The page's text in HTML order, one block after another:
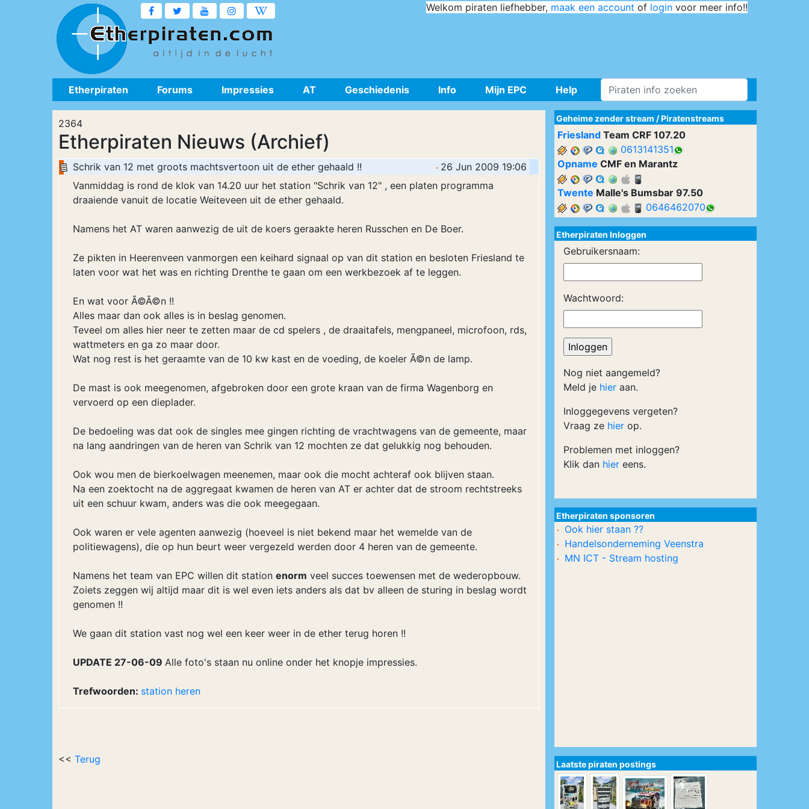
Welkom piraten liefhebber, maak een account of login voor meer info!!
Etherpiraten Forums Impressies AT Geschiedenis Info Mijn EPC Help
2364
Etherpiraten Nieuws (Archief)
Schrik van 12 met groots machtsvertoon uit de ether gehaald !!
26 Jun 2009 19:06
Vanmiddag is rond de klok van 14.20 uur het station "Schrik van 12" , een platen programma
draaiende vanuit de locatie Weiteveen uit de ether gehaald.
Namens het AT waren aanwezig de uit de koers geraakte heren Russchen en De Boer.
Ze pikten in Heerenveen vanmorgen een keihard signaal op van dit station en besloten Friesland te
laten voor wat het was en richting Drenthe te gaan om een werkbezoek af te leggen.
En wat voor Ã©Ã©n !!
Alles maar dan ook alles is in beslag genomen.
Teveel om alles hier neer te zetten maar de cd spelers , de draaitafels, mengpaneel, microfoon, rds,
wattmeters en ga zo maar door.
Wat nog rest is het geraamte van de 10 kw kast en de voeding, de koeler Ã©n de lamp.
De mast is ook meegenomen, afgebroken door een grote kraan van de firma Wagenborg en
vervoerd op een dieplader.
De bedoeling was dat ook de singles mee gingen richting de vrachtwagens van de gemeente, maar
na lang aandringen van de heren van Schrik van 12 mochten ze dat gelukkig nog behouden.
Ook wou men de bierkoelwagen meenemen, maar ook die mocht achteraf ook blijven staan.
Na een zoektocht na de aggregaat kwamen de heren van AT er achter dat de stroom rechtstreeks
uit een schuur kwam, anders was die ook meegegaan.
Ook waren er vele agenten aanwezig (hoeveel is niet bekend maar het wemelde van de
politiewagens), die op hun beurt weer vergezeld werden door 4 heren van de gemeente.
Namens het team van EPC willen dit station enorm veel succes toewensen met de wederopbouw.
Zoiets zeggen wij altijd maar dit is wel even iets anders als dat bv alleen de sturing in beslag wordt
genomen !!
We gaan dit station vast nog wel een keer weer in de ether terug horen !!
UPDATE 27-06-09 Alle foto's staan nu online onder het knopje impressies.
Trefwoorden: station heren
<< Terug
Geheime zender stream /Piratenstreams
Friesland Team CRF 107.20
0613141351
Opname CMF en Marantz
Twente Malle's Bumsbar 97.50
0646462070
Etherpiraten Inloggen
Gebruikersnaam:
Wachtwoord:
Nog niet aangemeld?
Meld je hier aan.
Inloggegevens vergeten?
Vraag ze hier op.
Problemen met inloggen?
Klik dan hier eens.
Etherpiraten sponsoren
Ook hier staan ??
Handelsonderneming Veenstra
MN ICT - Stream hosting
Laatste piraten postings